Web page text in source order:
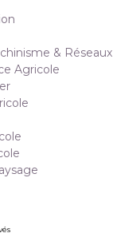
& Réseaux
Agricole